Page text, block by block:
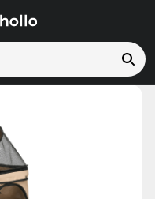
para Perros con